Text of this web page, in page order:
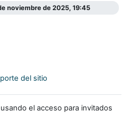
noviembre de 2025, 19:45
del sitio
el acceso para invitados